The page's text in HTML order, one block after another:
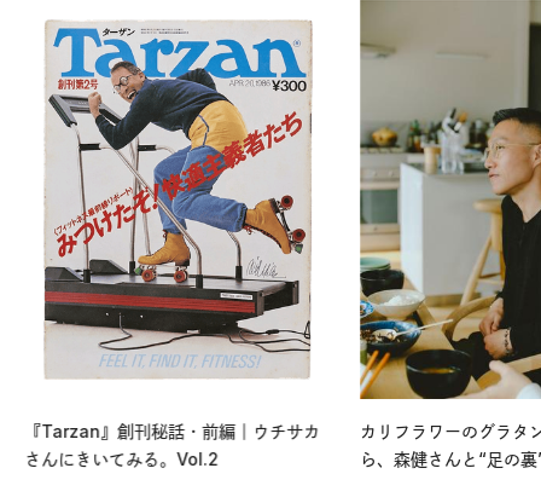
『Tarzan』創刊秘話・前編｜ウチサカ
さんにきいてみる。Vol.2
カリフラワーのグラタ
ら、森健さんと“足の